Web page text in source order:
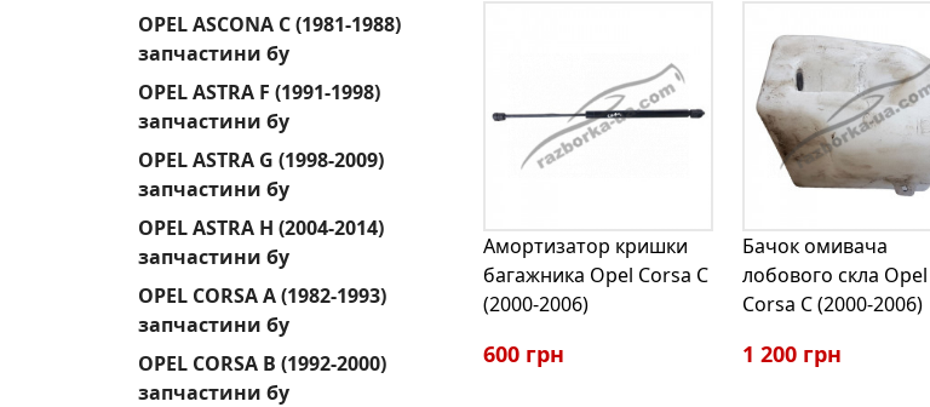
OPEL ASCONA C (1981-1988)
запчастини бу
OPEL ASTRA F (1991-1998)
запчастини бу
OPEL ASTRA G (1998-2009)
запчастини бу
OPEL ASTRA H (2004-2014)
запчастини бу
OPEL CORSA A (1982-1993)
запчастини бу
OPEL CORSA B (1992-2000)
запчастини бу
Амортизатор кришки
багажника Opel Corsa С
(2000-2006)
600 грн
Бачок омивача
лобового скла Opel
Corsa С (2000-2006)
1 200 грн